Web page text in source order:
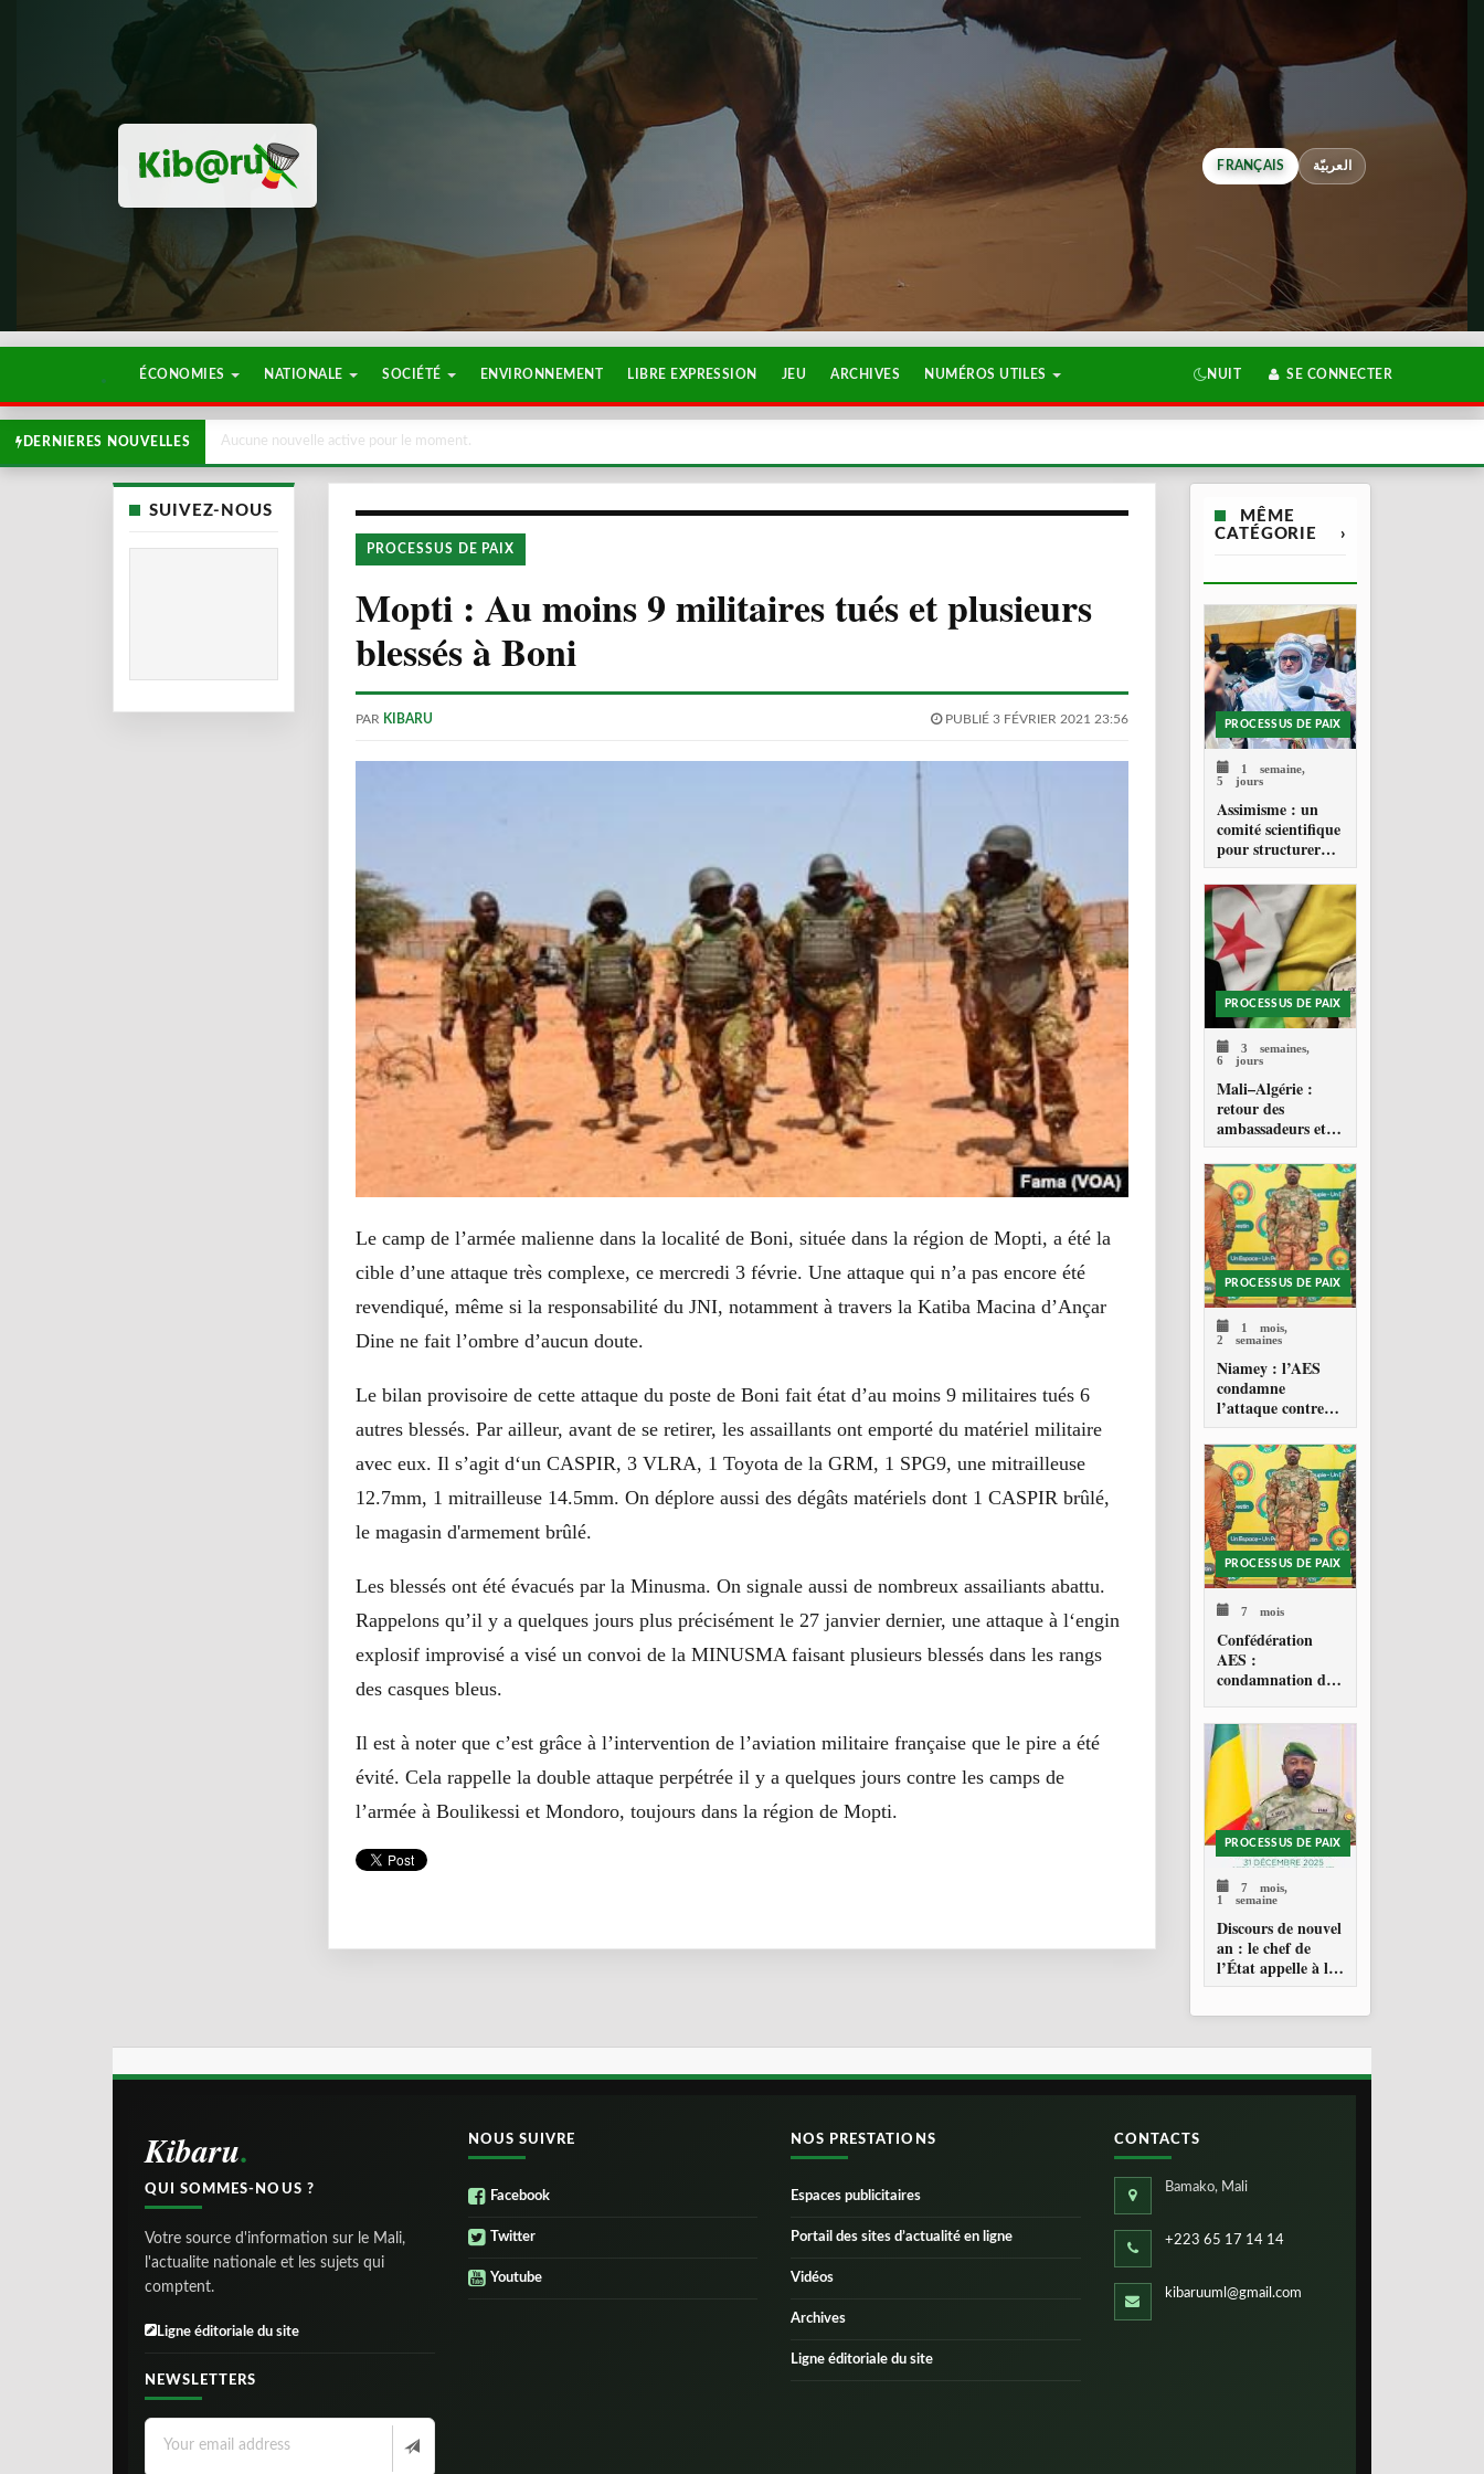
FRANÇAIS العربيّة
ÉCONOMIES NATIONALE SOCIÉTÉ ENVIRONNEMENT LIBRE EXPRESSION JEU ARCHIVES NUMÉROS UTILES NUIT SE CONNECTER
DERNIERES NOUVELLES Aucune nouvelle active pour le moment.
SUIVEZ-NOUS
PROCESSUS DE PAIX
Mopti : Au moins 9 militaires tués et plusieurs
blessés à Boni
PAR KIBARU PUBLIÉ 3 FÉVRIER 2021 23:56
Le camp de l’armée malienne dans la localité de Boni, située dans la région de Mopti, a été la
cible d’une attaque très complexe, ce mercredi 3 févrie. Une attaque qui n’a pas encore été
revendiqué, même si la responsabilité du JNI, notamment à travers la Katiba Macina d’Ançar
Dine ne fait l’ombre d’aucun doute.
Le bilan provisoire de cette attaque du poste de Boni fait état d’au moins 9 militaires tués 6
autres blessés. Par ailleur, avant de se retirer, les assaillants ont emporté du matériel militaire
avec eux. Il s’agit d‘un CASPIR, 3 VLRA, 1 Toyota de la GRM, 1 SPG9, une mitrailleuse
12.7mm, 1 mitrailleuse 14.5mm. On déplore aussi des dégâts matériels dont 1 CASPIR brûlé,
le magasin d'armement brûlé.
Les blessés ont été évacués par la Minusma. On signale aussi de nombreux assailiants abattu.
Rappelons qu’il y a quelques jours plus précisément le 27 janvier dernier, une attaque à l‘engin
explosif improvisé a visé un convoi de la MINUSMA faisant plusieurs blessés dans les rangs
des casques bleus.
Il est à noter que c’est grâce à l’intervention de l’aviation militaire française que le pire a été
évité. Cela rappelle la double attaque perpétrée il y a quelques jours contre les camps de
l’armée à Boulikessi et Mondoro, toujours dans la région de Mopti.
MÊME
CATÉGORIE
›
PROCESSUS DE PAIX
1 semaine,
5 jours
Assimisme : un
comité scientifique
pour structurer
une doctrine de la
refondation
PROCESSUS DE PAIX
3 semaines,
6 jours
Mali–Algérie :
retour des
ambassadeurs et
réouverture des
espaces aériens
PROCESSUS DE PAIX
1 mois,
2 semaines
Niamey : l’AES
condamne
l’attaque contre
l’aéroport Diori
Hamani
PROCESSUS DE PAIX
7 mois
Confédération
AES :
condamnation de
américaine au
Venezuela
PROCESSUS DE PAIX
7 mois,
1 semaine
Discours de nouvel
an : le chef de
l’État appelle à la
consolidation en
Kibaru
QUI SOMMES-NOUS ?
Votre source d'information sur le Mali,
l'actualite nationale et les sujets qui
comptent.
Ligne éditoriale du site
NEWSLETTERS
NOUS SUIVRE
Facebook
Twitter
Youtube
NOS PRESTATIONS
Espaces publicitaires
Portail des sites d’actualité en ligne
Vidéos
Archives
Ligne éditoriale du site
CONTACTS
Bamako, Mali
+223 65 17 14 14
kibaruuml@gmail.com